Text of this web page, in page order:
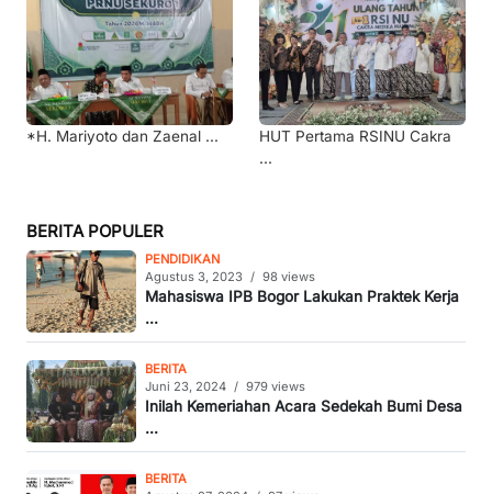
*H. Mariyoto dan Zaenal ...
HUT Pertama RSINU Cakra
...
BERITA POPULER
PENDIDIKAN
Agustus 3, 2023 / 98 views
Mahasiswa IPB Bogor Lakukan Praktek Kerja
...
BERITA
Juni 23, 2024 / 979 views
Inilah Kemeriahan Acara Sedekah Bumi Desa
...
BERITA